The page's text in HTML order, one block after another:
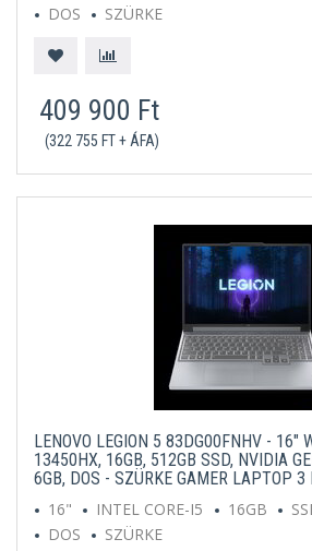
DOS
SZÜRKE
409 900 Ft
(322 755 FT + ÁFA)
LENOVO LEGION 5 83DG00FNHV - 16"
13450HX, 16GB, 512GB SSD, NVIDIA
6GB, DOS - SZÜRKE GAMER LAPTOP 3
16"
INTEL CORE-I5 16GB
DOS
SZÜRKE